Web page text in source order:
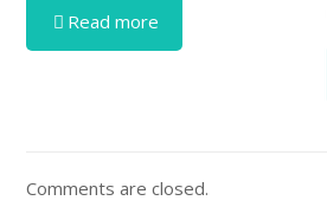
Read more
Comments are closed.